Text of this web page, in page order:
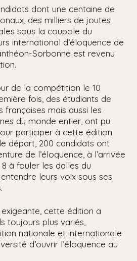
dont une centaine de
des milliers de joutes
sous la coupole du
international d’éloquence de
Sorbonne est revenu
de la compétition le 10
fois, des étudiants de
françaises mais aussi les
du monde entier, ont pu
participer à cette édition
départ, 200 candidats ont
de l’éloquence, à l’arrivée
8 à fouler les dalles du
leurs voix sous ses
cette édition a
toujours plus variés,
nationale et internationale
d’ouvrir l’éloquence au